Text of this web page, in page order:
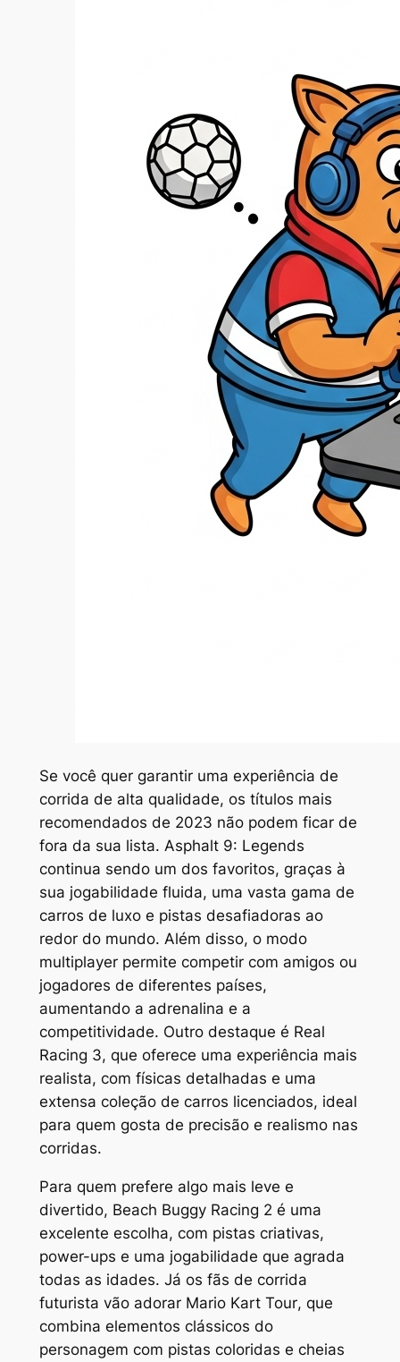
Se você quer garantir uma experiência de
corrida de alta qualidade, os títulos mais
recomendados de 2023 não podem ficar de
fora da sua lista. Asphalt 9: Legends
continua sendo um dos favoritos, graças à
sua jogabilidade fluida, uma vasta gama de
carros de luxo e pistas desafiadoras ao
redor do mundo. Além disso, o modo
multiplayer permite competir com amigos ou
jogadores de diferentes países,
aumentando a adrenalina e a
competitividade. Outro destaque é Real
Racing 3, que oferece uma experiência mais
realista, com físicas detalhadas e uma
extensa coleção de carros licenciados, ideal
para quem gosta de precisão e realismo nas
corridas.
Para quem prefere algo mais leve e
divertido, Beach Buggy Racing 2 é uma
excelente escolha, com pistas criativas,
power-ups e uma jogabilidade que agrada
todas as idades. Já os fãs de corrida
futurista vão adorar Mario Kart Tour, que
combina elementos clássicos do
personagem com pistas coloridas e cheias